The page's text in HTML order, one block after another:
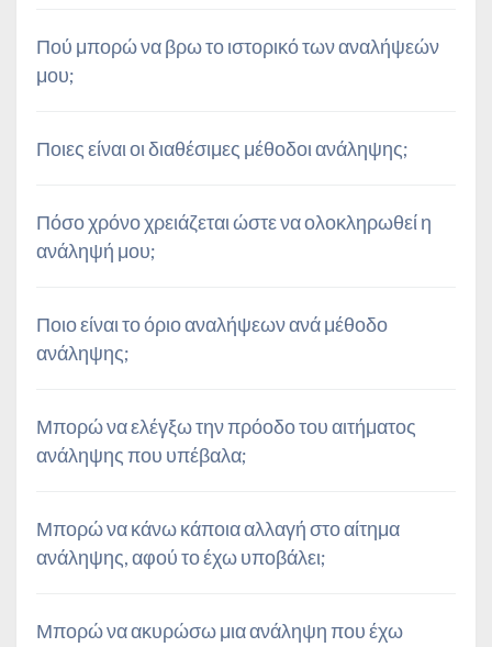
Πού μπορώ να βρω το ιστορικό των αναλήψεών
μου;
Ποιες είναι οι διαθέσιμες μέθοδοι ανάληψης;
Πόσο χρόνο χρειάζεται ώστε να ολοκληρωθεί η
ανάληψή μου;
Ποιο είναι το όριο αναλήψεων ανά μέθοδο
ανάληψης;
Μπορώ να ελέγξω την πρόοδο του αιτήματος
ανάληψης που υπέβαλα;
Μπορώ να κάνω κάποια αλλαγή στο αίτημα
ανάληψης, αφού το έχω υποβάλει;
Μπορώ να ακυρώσω μια ανάληψη που έχω